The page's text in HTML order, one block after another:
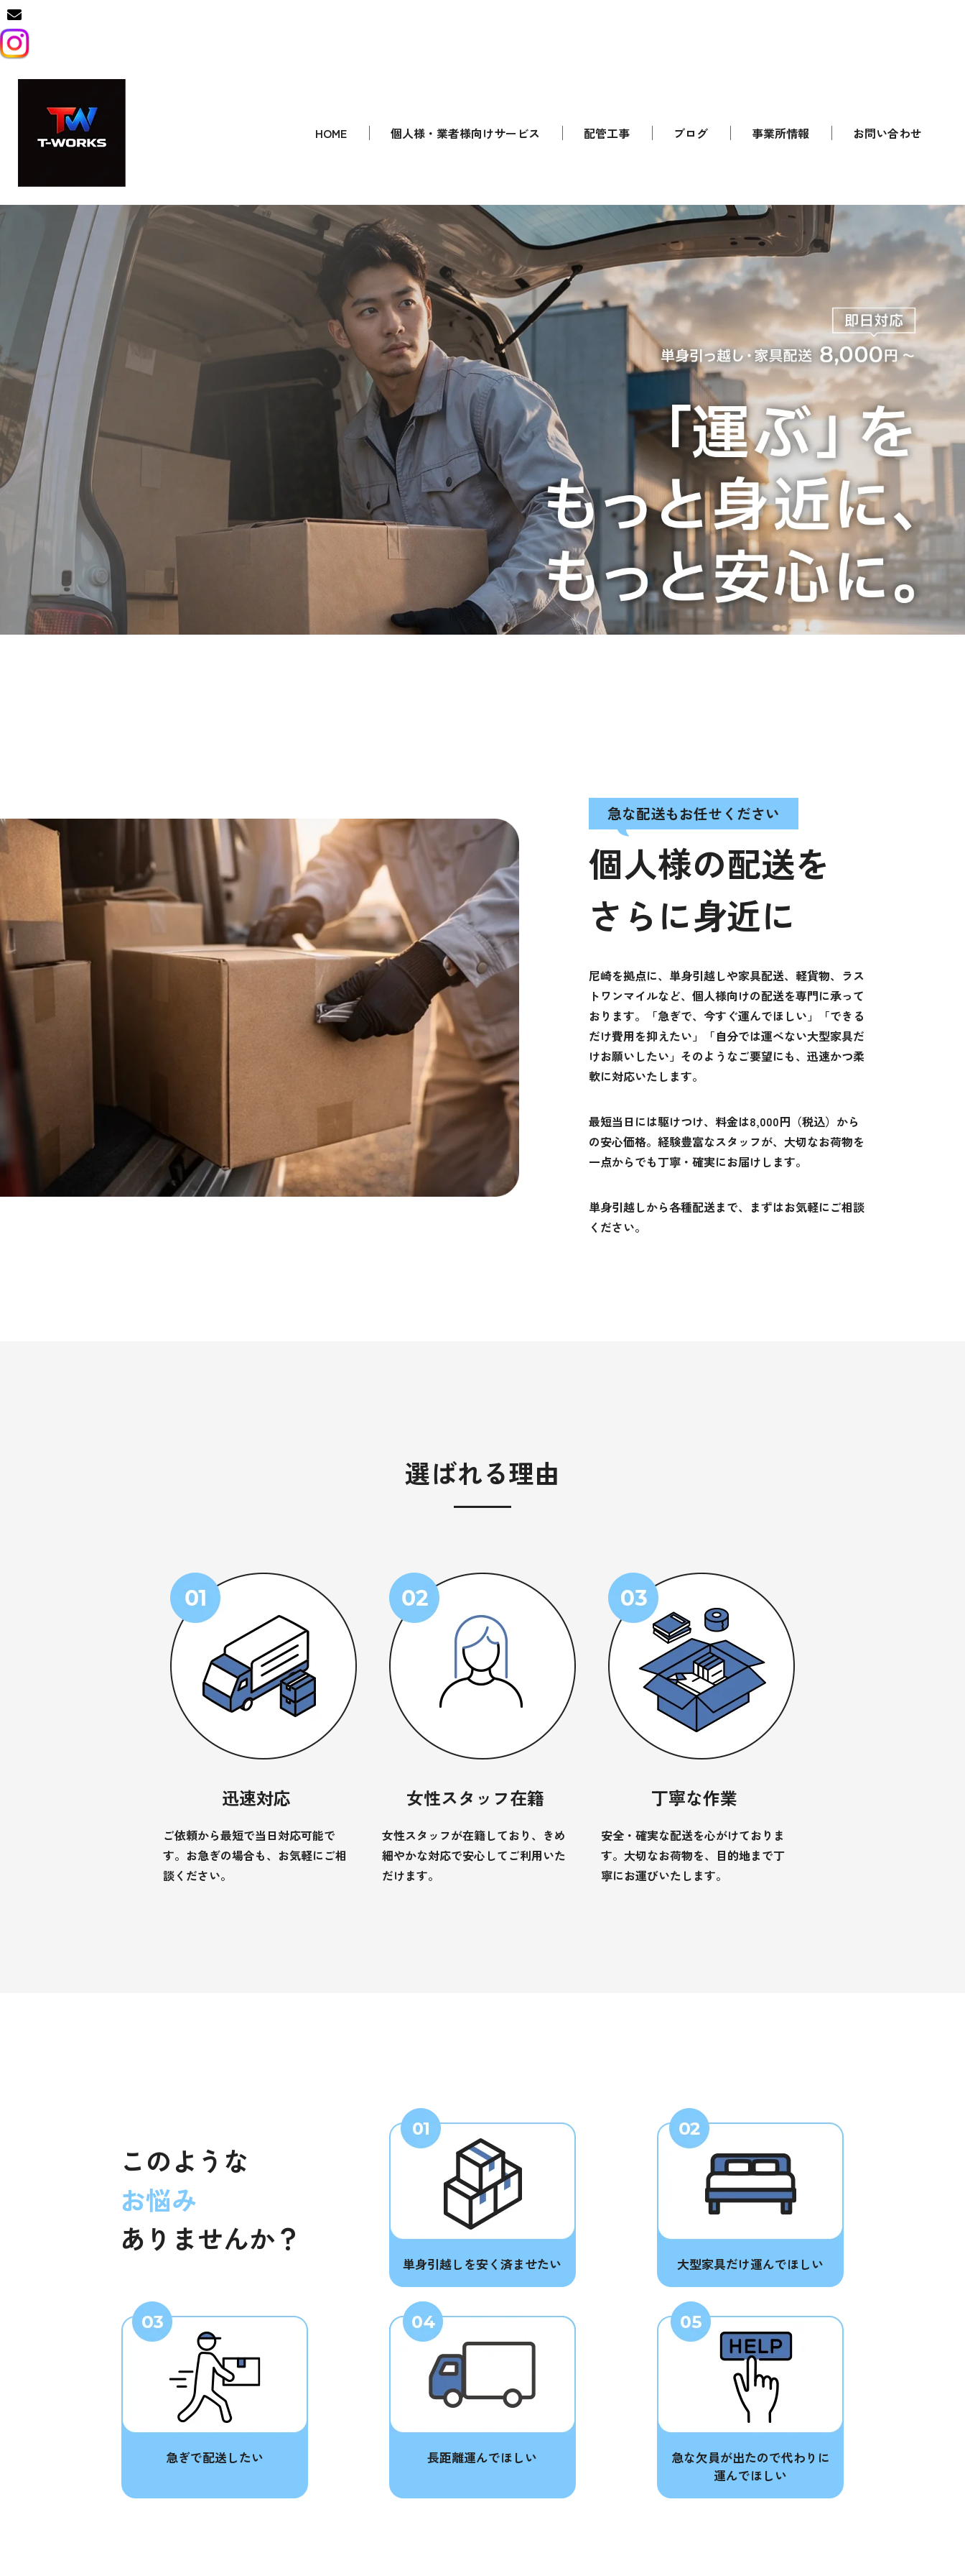
HOME 個人様・業者様向けサービス 配管工事 ブログ 事業所情報 お問い合わせ
急な配送もお任せください
個人様の配送を
さらに身近に
尼崎を拠点に、単身引越しや家具配送、軽貨物、ラス
トワンマイルなど、個人様向けの配送を専門に承って
おります。「急ぎで、今すぐ運んでほしい」「できる
だけ費用を抑えたい」「自分では運べない大型家具だ
けお願いしたい」そのようなご要望にも、迅速かつ柔
軟に対応いたします。
最短当日には駆けつけ、料金は8,000円（税込）から
の安心価格。経験豊富なスタッフが、大切なお荷物を
一点からでも丁寧・確実にお届けします。
単身引越しから各種配送まで、まずはお気軽にご相談
ください。
選ばれる理由
迅速対応
ご依頼から最短で当日対応可能で
す。お急ぎの場合も、お気軽にご相
談ください。
女性スタッフ在籍
女性スタッフが在籍しており、きめ
細やかな対応で安心してご利用いた
だけます。
丁寧な作業
安全・確実な配送を心がけておりま
す。大切なお荷物を、目的地まで丁
寧にお運びいたします。
このような
お悩み
ありませんか？
単身引越しを安く済ませたい 大型家具だけ運んでほしい
急ぎで配送したい 長距離運んでほしい
急な欠員が出たので代わりに
運んでほしい